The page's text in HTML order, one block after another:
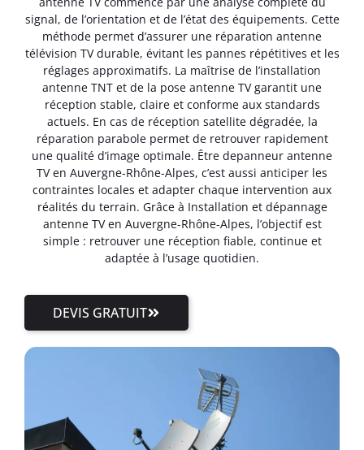
signal, de l’orientation et de l’état des équipements. Cette
méthode permet d’assurer une réparation antenne
télévision TV durable, évitant les pannes répétitives et les
réglages approximatifs. La maîtrise de l’installation
antenne TNT et de la pose antenne TV garantit une
réception stable, claire et conforme aux standards
actuels. En cas de réception satellite dégradée, la
réparation parabole permet de retrouver rapidement
une qualité d’image optimale. Être depanneur antenne
TV en Auvergne-Rhône-Alpes, c’est aussi anticiper les
contraintes locales et adapter chaque intervention aux
réalités du terrain. Grâce à Installation et dépannage
antenne TV en Auvergne-Rhône-Alpes, l’objectif est
simple : retrouver une réception fiable, continue et
adaptée à l’usage quotidien.
DEVIS GRATUIT